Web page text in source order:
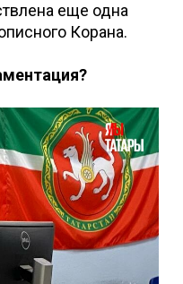
еще одна
Корана.